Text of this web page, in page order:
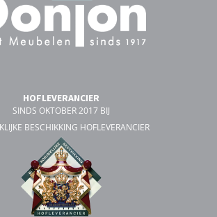
HOFLEVERANCIER
SINDS OKTOBER 2017 BIJ
BESCHIKKING HOFLEVERANCIER